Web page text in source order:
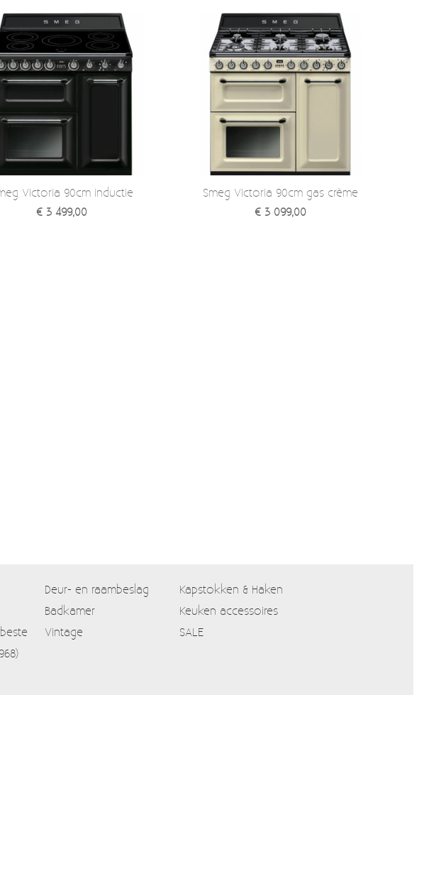
Victoria 90cm inductie
€ 3 499,00
Smeg Victoria 90cm gas crème
€ 3 099,00
Deur- en raambeslag
Kapstokken & Haken
Badkamer
Keuken accessoires
Vintage SALE